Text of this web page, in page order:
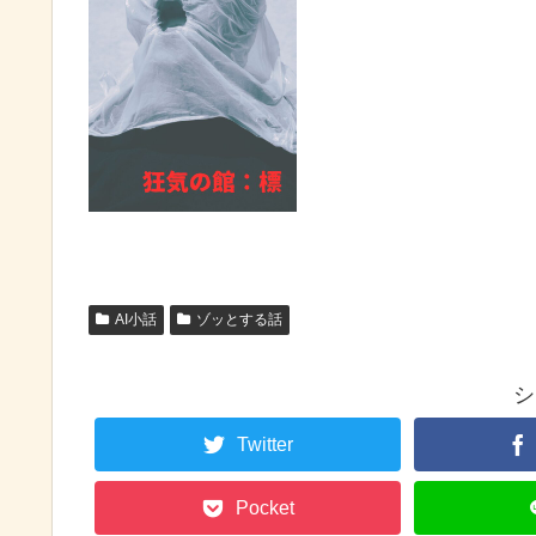
AI小話 ゾッとする話
Twitter
Pocket